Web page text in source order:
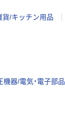
貨/キッチン用品
器/電気・電子部品